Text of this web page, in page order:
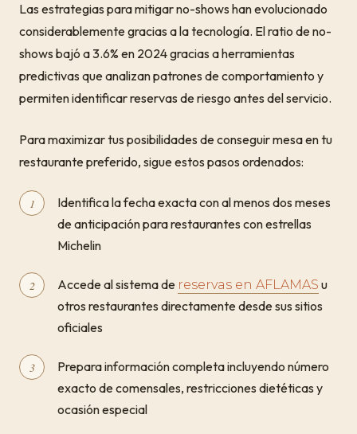
Las estrategias para mitigar no-shows han evolucionado
considerablemente gracias a la tecnología. El ratio de no-
shows bajó a 3.6% en 2024 gracias a herramientas
predictivas que analizan patrones de comportamiento y
permiten identificar reservas de riesgo antes del servicio.
Para maximizar tus posibilidades de conseguir mesa en tu
restaurante preferido, sigue estos pasos ordenados:
Identifica la fecha exacta con al menos dos meses
de anticipación para restaurantes con estrellas
Michelin
Accede al sistema de reservas en AFLAMAS u
otros restaurantes directamente desde sus sitios
oficiales
Prepara información completa incluyendo número
exacto de comensales, restricciones dietéticas y
ocasión especial